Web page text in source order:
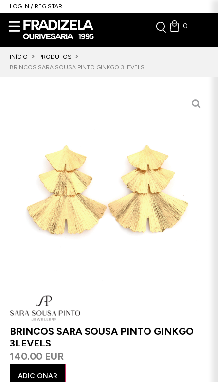
LOG IN / REGISTAR
0
INÍCIO
PRODUTOS
BRINCOS SARA SOUSA PINTO GINKGO 3LEVELS
BRINCOS SARA SOUSA PINTO GINKGO
3LEVELS
140.00 EUR
ADICIONAR